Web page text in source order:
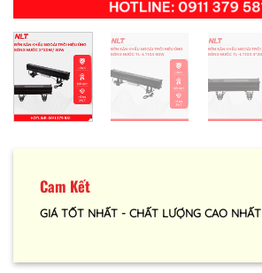
Cam Kết
GIÁ TỐT NHẤT - CHẤT LƯỢNG CAO NHẤT